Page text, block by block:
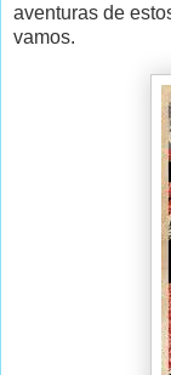
aventuras de
vamos.